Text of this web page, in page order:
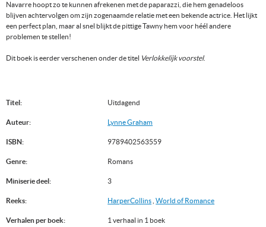
Navarre hoopt zo te kunnen afrekenen met de paparazzi, die hem genadeloos
blijven achtervolgen om zijn zogenaamde relatie met een bekende actrice. Het lijkt
een perfect plan, maar al snel blijkt de pittige Tawny hem voor héél andere
problemen te stellen!
Dit boek is eerder verschenen onder de titel Verlokkelijk voorstel.
Titel: Uitdagend
Auteur: Lynne Graham
ISBN: 9789402563559
Genre: Romans
Miniserie deel: 3
Reeks: HarperCollins ,World of Romance
Verhalen per boek: 1 verhaal in 1 boek